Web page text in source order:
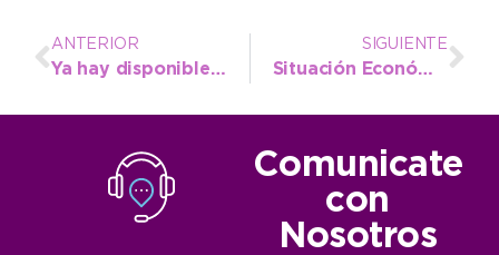
ANTERIOR
Ya hay disponible vacunación antigripal pediátrica en los centros de salud
SIGUIENTE
Situación Económica y Financiera Primer Semestre 2021
Comunicate
con
Nosotros